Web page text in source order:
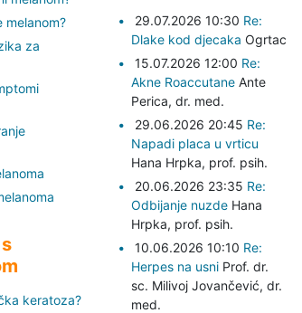
melanom?
za
keratoza?
29.07.2026 10:30 Re:
Dlake kod djecaka Ogrtac
15.07.2026 12:00 Re:
Akne Roaccutane Ante
Perica, dr. med.
29.06.2026 20:45 Re:
Napadi placa u vrticu
Hana Hrpka, prof. psih.
20.06.2026 23:35 Re:
Odbijanje nuzde Hana
Hrpka, prof. psih.
10.06.2026 10:10 Re:
Herpes na usni Prof. dr.
sc. Milivoj Jovančević, dr.
med.